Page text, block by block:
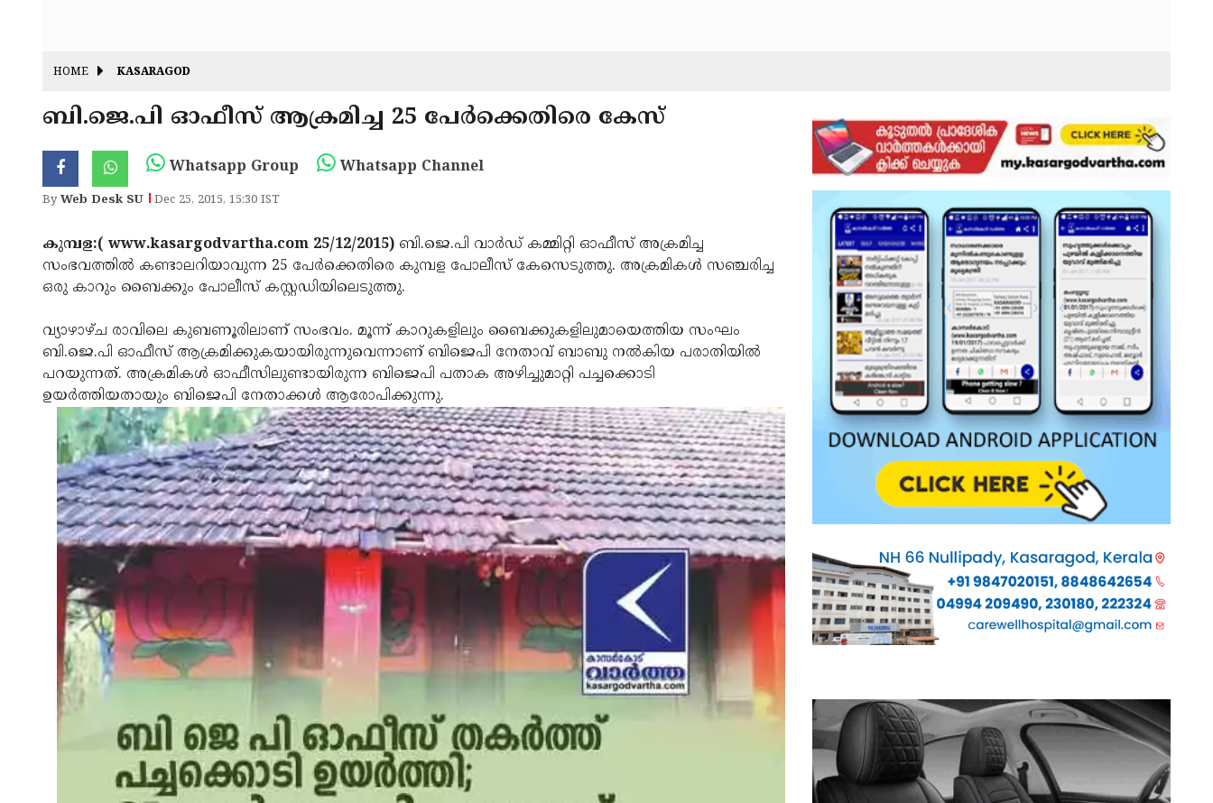
HOME KASARAGOD
ബി.ജെ.പി ഓഫീസ് ആക്രമിച്ച 25 പേര്‍ക്കെതിരെ കേസ്
Whatsapp Group Whatsapp Channel
ByWeb Desk SU Dec 25, 2015, 15:30 IST
കുമ്പള:( www.kasargodvartha.com 25/12/2015) ബി.ജെ.പി വാര്‍ഡ് കമ്മിറ്റി ഓഫീസ് അക്രമിച്ച
സംഭവത്തില്‍ കണ്ടാലറിയാവുന്ന 25 പേര്‍ക്കെതിരെ കുമ്പള പോലീസ് കേസെടുത്തു. അക്രമികള്‍ സഞ്ചരിച്ച
ഒരു കാറും ബൈക്കും പോലീസ് കസ്റ്റഡിയിലെടുത്തു.
വ്യാഴാഴ്ച രാവിലെ കുബണൂരിലാണ് സംഭവം. മൂന്ന് കാറുകളിലും ബൈക്കുകളിലുമായെത്തിയ സംഘം
ബി.ജെ.പി ഓഫീസ് ആക്രമിക്കുകയായിരുന്നുവെന്നാണ് ബിജെപി നേതാവ് ബാബു നല്‍കിയ പരാതിയില്‍
പറയുന്നത്. അക്രമികള്‍ ഓഫീസിലുണ്ടായിരുന്ന ബിജെപി പതാക അഴിച്ചുമാറ്റി പച്ചക്കൊടി
ഉയര്‍ത്തിയതായും ബിജെപി നേതാക്കള്‍ ആരോപിക്കുന്നു.